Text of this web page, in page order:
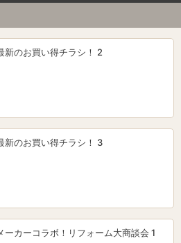
新のお買い得チラシ！ 2
新のお買い得チラシ！ 3
ーカーコラボ！リフォーム大商談会 1